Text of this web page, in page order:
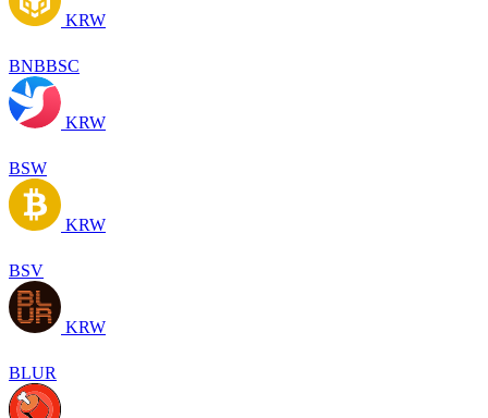
KRW
BNBBSC
KRW
BSW
KRW
BSV
KRW
BLUR